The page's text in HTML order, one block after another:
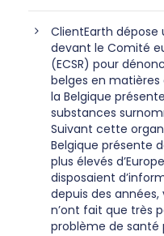
ClientEarth dépose
devant le Comité
(ECSR) pour
belges en matières
la Belgique
substances
Suivant cette
Belgique présente
plus élevés
disposaient
depuis des
n’ont fait que très
problème de santé